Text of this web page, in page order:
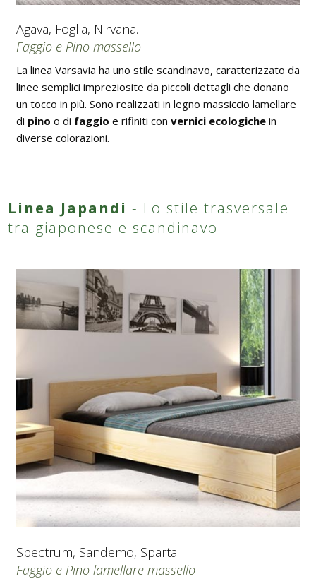
Agava, Foglia, Nirvana.
Faggio e Pino massello
La linea Varsavia ha uno stile scandinavo, caratterizzato da
linee semplici impreziosite da piccoli dettagli che donano
un tocco in più. Sono realizzati in legno massiccio lamellare
di pino o di faggio e rifiniti con vernici ecologichein
diverse colorazioni.
Linea Japandi - Lo stile trasversale
tra giaponese e scandinavo
Spectrum, Sandemo, Sparta.
Faggio e Pino lamellare massello